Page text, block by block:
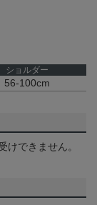
ショルダー
56-100cm
けできません。